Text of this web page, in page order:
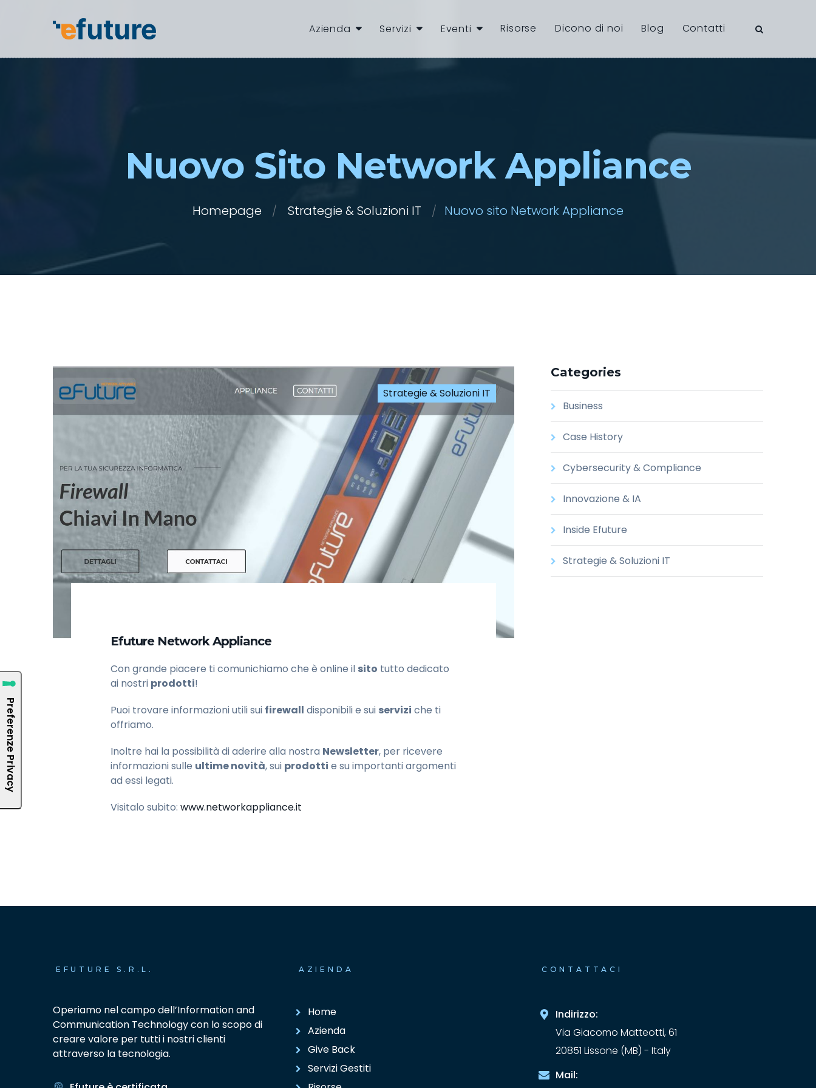
Azienda Servizi Eventi Risorse Dicono di noi Blog Contatti
Nuovo Sito Network Appliance
Homepage Strategie & Soluzioni IT Nuovo sito Network Appliance
Strategie & Soluzioni IT
Efuture Network Appliance
Con grande piacere ti comunichiamo che è online il sito tutto dedicato
ai nostri prodotti!
Puoi trovare informazioni utili sui firewall disponibili e sui servizi che ti
offriamo.
Inoltre hai la possibilità di aderire alla nostra Newsletter, per ricevere
informazioni sulle ultime novità, sui prodotti e su importanti argomenti
ad essi legati.
Visitalo subito: www.networkappliance.it
Categories
Business
Case History
Cybersecurity & Compliance
Innovazione & IA
Inside Efuture
Strategie & Soluzioni IT
EFUTURE S.R.L.
Operiamo nel campo dell’Information and
Communication Technology con lo scopo di
creare valore per tutti i nostri clienti
attraverso la tecnologia.
AZIENDA
Home
Azienda
Give Back
Servizi Gestiti
CONTATTACI
Indirizzo:
Via Giacomo Matteotti, 61
20851 Lissone (MB) - Italy
Mail: